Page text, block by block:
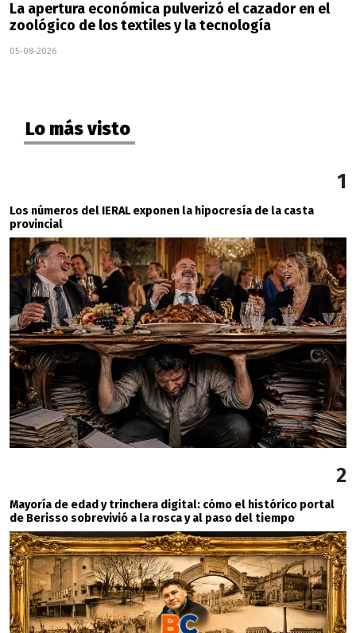
La apertura económica pulverizó el cazador en el
zoológico de los textiles y la tecnología
05-08-2026
Lo más visto
1
Los números del IERAL exponen la hipocresía de la casta
provincial
2
Mayoría de edad y trinchera digital: cómo el histórico portal
de Berisso sobrevivió a la rosca y al paso del tiempo